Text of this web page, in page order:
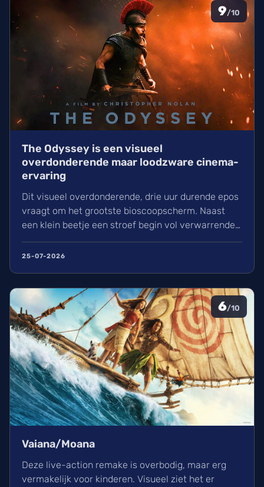
9/10
The Odyssey is een visueel
overdonderende maar loodzware cinema-
ervaring
Dit visueel overdonderende, drie uur durende epos
vraagt om het grootste bioscoopscherm. Naast
een klein beetje een stroef begin vol verwarrende
flashbacks en wisselend acteerwerk, evolueert de
film in een indrukwekkend epos vol praktische
25-07-2026
6/10
Vaiana/Moana
Deze live-action remake is overbodig, maar erg
vermakelijk voor kinderen. Visueel ziet het er